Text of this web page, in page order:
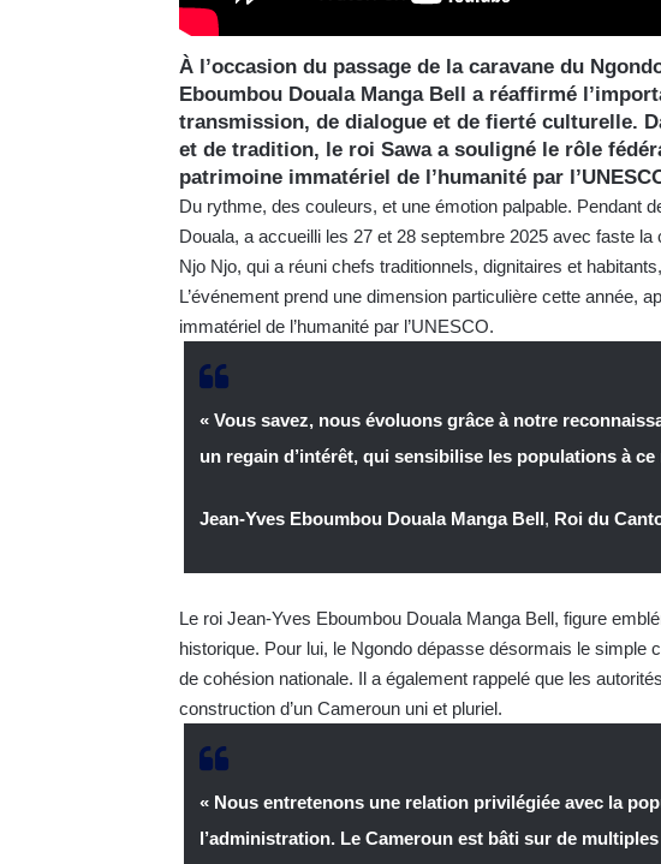
À l’occasion du passage de la caravane du
Eboumbou Douala Manga Bell a réaffirmé
transmission, de dialogue et de fierté culturelle.
et de tradition, le roi Sawa a souligné le rôle
patrimoine immatériel de l’humanité par
Du rythme, des couleurs, et une émotion palpable. Pendant
Douala, a accueilli les 27 et 28 septembre 2025 avec faste
Njo Njo, qui a réuni chefs traditionnels, dignitaires et
L’événement prend une dimension particulière cette année,
immatériel de l’humanité par l’UNESCO.
« Vous savez, nous évoluons grâce à notre
un regain d’intérêt, qui sensibilise les populations à
Jean-Yves Eboumbou Douala Manga Bell , Roi du
Le roi Jean-Yves Eboumbou Douala Manga Bell, figure
historique. Pour lui, le Ngondo dépasse désormais le simple
de cohésion nationale. Il a également rappelé que les
construction d’un Cameroun uni et pluriel.
« Nous entretenons une relation privilégiée avec la
l’administration. Le Cameroun est bâti sur de